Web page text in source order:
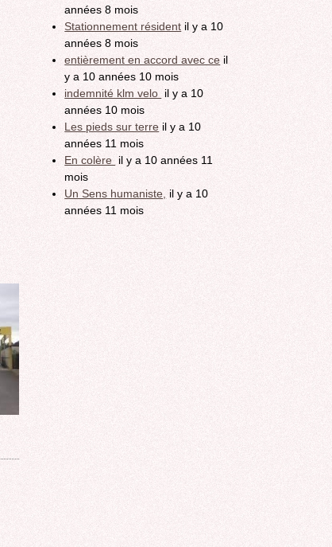
années 8 mois
Stationnement résident il y a 10
années 8 mois
entièrement en accord avec ce il
y a 10 années 10 mois
indemnité klm velo il y a 10
années 10 mois
Les pieds sur terre il y a 10
années 11 mois
En colère il y a 10 années 11
mois
Un Sens humaniste, il y a 10
années 11 mois